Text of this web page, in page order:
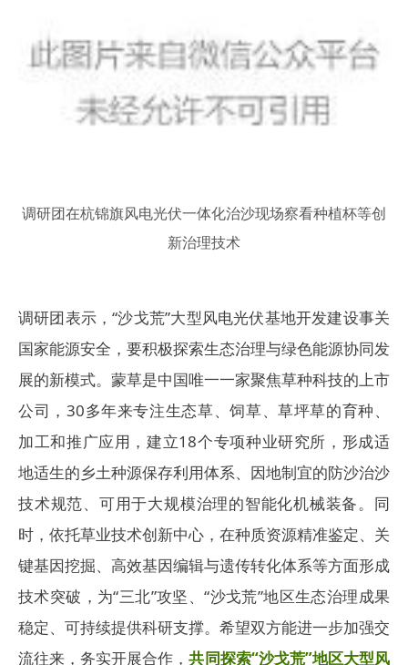
调研团在杭锦旗风电光伏一体化治沙现场察看种植杯等创
新治理技术
调研团表示，“沙戈荒”大型风电光伏基地开发建设事关
国家能源安全，要积极探索生态治理与绿色能源协同发
展的新模式。蒙草是中国唯一一家聚焦草种科技的上市
公司，30多年来专注生态草、饲草、草坪草的育种、
加工和推广应用，建立18个专项种业研究所，形成适
地适生的乡土种源保存利用体系、因地制宜的防沙治沙
技术规范、可用于大规模治理的智能化机械装备。同
时，依托草业技术创新中心，在种质资源精准鉴定、关
键基因挖掘、高效基因编辑与遗传转化体系等方面形成
技术突破，为“三北”攻坚、“沙戈荒”地区生态治理成果
稳定、可持续提供科研支撑。希望双方能进一步加强交
流往来，务实开展合作，共同探索“沙戈荒”地区大型风